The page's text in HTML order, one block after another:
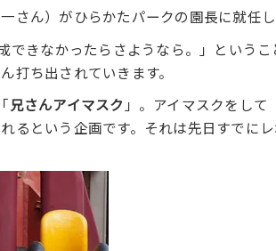
さん）がひらかたパークの園長に就任し
できなかったらさようなら。」という
打ち出されていきます。
兄さんアイマスク 」。アイマスクをし
るという企画です。それは先日すでにレ